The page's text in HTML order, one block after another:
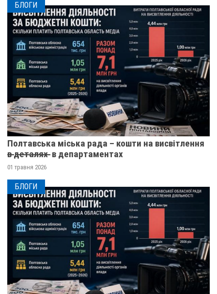
БЛОГИ
Полтавська міська рада – кошти на висвітлення
в̶ ̶д̶е̶т̶а̶л̶я̶х̶ ̶ в департаментах
01 травня 2026
БЛОГИ